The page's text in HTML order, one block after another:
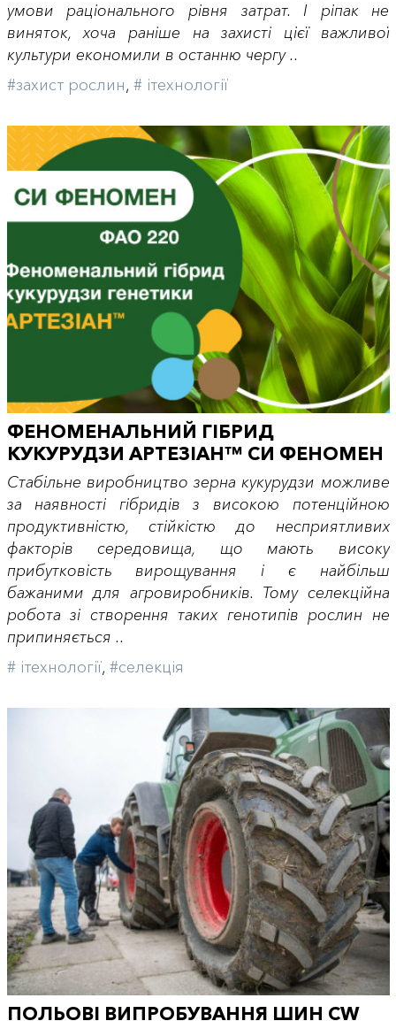
умови раціонального рівня затрат. І ріпак не
виняток, хоча раніше на захисті цієї важливої
культури економили в останню чергу ..
#захист рослин, # iтехнології
ФЕНОМЕНАЛЬНИЙ ГІБРИД
КУКУРУДЗИ АРТЕЗІАН™ СИ ФЕНОМЕН
Стабільне виробництво зерна кукурудзи можливе
за наявності гібридів з високою потенційною
продуктивністю, стійкістю до несприятливих
факторів середовища, що мають високу
прибутковість вирощування і є найбільш
бажаними для агровиробників. Тому селекційна
робота зі створення таких генотипів рослин не
припиняється ..
# iтехнології, #селекція
ПОЛЬОВІ ВИПРОБУВАННЯ ШИН CW